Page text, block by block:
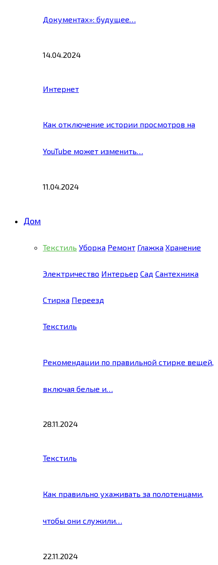
Документах»: будущее…
14.04.2024
Интернет
Как отключение истории просмотров на
YouTube может изменить…
11.04.2024
Дом
Текстиль Уборка Ремонт Глажка Хранение
Электричество Интерьер Сад Сантехника
Стирка Переезд
Текстиль
Рекомендации по правильной стирке вещей,
включая белые и…
28.11.2024
Текстиль
Как правильно ухаживать за полотенцами,
чтобы они служили…
22.11.2024